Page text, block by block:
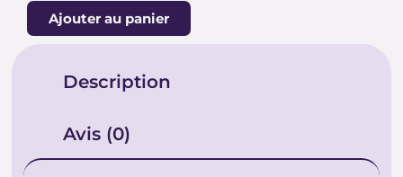
de
ORACLE
PEUPLE
Ajouter au panier
Description
Avis (0)